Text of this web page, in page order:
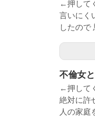
←押して
言いにく
したので
不倫女
←押して
絶対に許
人の家庭